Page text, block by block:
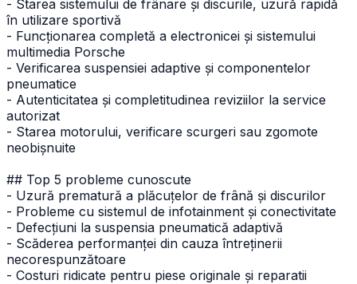
- Starea sistemului de frânare și discurile, uzură rapidă
în utilizare sportivă
- Funcționarea completă a electronicei și sistemului
multimedia Porsche
- Verificarea suspensiei adaptive și componentelor
pneumatice
- Autenticitatea și completitudinea reviziilor la service
autorizat
- Starea motorului, verificare scurgeri sau zgomote
neobișnuite
## Top 5 probleme cunoscute
- Uzură prematură a plăcuțelor de frână și discurilor
- Probleme cu sistemul de infotainment și conectivitate
- Defecțiuni la suspensia pneumatică adaptivă
- Scăderea performanței din cauza întreținerii
necorespunzătoare
- Costuri ridicate pentru piese originale și reparatii